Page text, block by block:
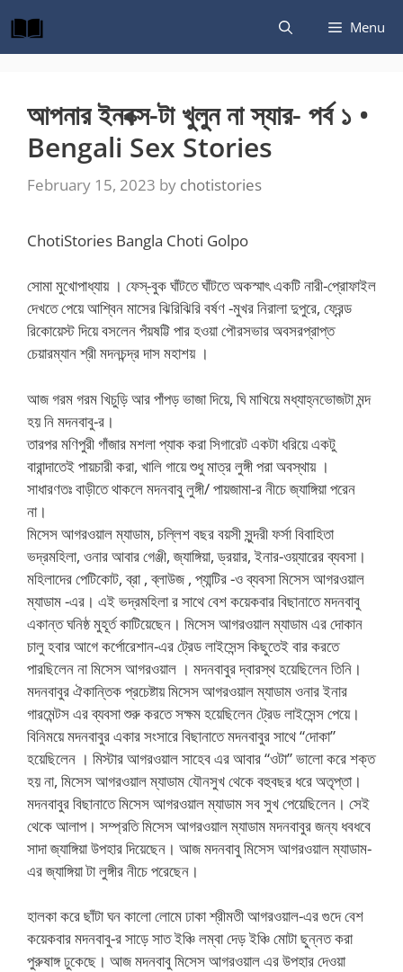
to
content
Menu
আপনার ইনবক্স-টা খুলুন না স্যার- পর্ব ১ •
Bengali Sex Stories
February 15, 2023 by chotistories
ChotiStories Bangla Choti Golpo
সোমা মুখোপাধ্যায় । ফেস্-বুক ঘাঁটতে ঘাঁটতে অকস্মাৎ একটি নারী-প্রোফাইল
দেখতে পেয়ে আশ্বিন মাসের ঝিরিঝিরি বর্ষণ -মুখর নিরালা দুপুরে, ফ্রেন্ড
রিকোয়েস্ট দিয়ে বসলেন পঁয়ষট্টি পার হওয়া পৌরসভার অবসরপ্রাপ্ত
চেয়ারম্যান শ্রী মদনচন্দ্র দাস মহাশয় ।
আজ গরম গরম খিচুড়ি আর পাঁপড় ভাজা দিয়ে, ঘি মাখিয়ে মধ্যাহ্নভোজটা মন্দ
হয় নি মদনবাবু-র।
তারপর মণিপুরী গাঁজার মশলা প্যাক করা সিগারেট একটা ধরিয়ে একটু
বারান্দাতেই পায়চারী করা, খালি গায়ে শুধু মাত্র লুঙ্গী পরা অবস্থায় ।
সাধারণতঃ বাড়ীতে থাকলে মদনবাবু লুঙ্গী/ পায়জামা-র নীচে জ্যাঙ্গিয়া পরেন
না।
মিসেস আগরওয়াল ম্যাডাম, চল্লিশ বছর বয়সী সুন্দরী ফর্সা বিবাহিতা
ভদ্রমহিলা, ওনার আবার গেঞ্জী, জ্যাঙ্গিয়া, ড্রয়ার, ইনার-ওয়্যারের ব্যবসা।
মহিলাদের পেটিকোট, ব্রা , ব্লাউজ , প্যান্টির -ও ব্যবসা মিসেস আগরওয়াল
ম্যাডাম -এর। এই ভদ্রমহিলা র সাথে বেশ কয়েকবার বিছানাতে মদনবাবু
একান্ত ঘনিষ্ঠ মুহূর্ত কাটিয়েছেন। মিসেস আগরওয়াল ম্যাডাম এর দোকান
চালু হবার আগে কর্পোরেশান-এর ট্রেড লাইসেন্স কিছুতেই বার করতে
পারছিলেন না মিসেস আগরওয়াল । মদনবাবুর দ্বারস্থ হয়েছিলেন তিনি।
মদনবাবুর ঐকান্তিক প্রচেষ্টায় মিসেস আগরওয়াল ম্যাডাম ওনার ইনার
গারমেন্টস এর ব্যবসা শুরু করতে সক্ষম হয়েছিলেন ট্রেড লাইসেন্স পেয়ে।
বিনিময়ে মদনবাবুর একার সংসারে বিছানাতে মদনবাবুর সাথে “দোকা”
হয়েছিলেন । মিস্টার আগরওয়াল সাহেব এর আবার “ওটা” ভালো করে শক্ত
হয় না, মিসেস আগরওয়াল ম্যাডাম যৌনসুখ থেকে বহুবছর ধরে অতৃপ্তা।
মদনবাবুর বিছানাতে মিসেস আগরওয়াল ম্যাডাম সব সুখ পেয়েছিলেন। সেই
থেকে আলাপ। সম্প্রতি মিসেস আগরওয়াল ম্যাডাম মদনবাবুর জন্য ধবধবে
সাদা জ্যাঙ্গিয়া উপহার দিয়েছেন। আজ মদনবাবু মিসেস আগরওয়াল ম্যাডাম-
এর জ্যাঙ্গিয়া টা লুঙ্গীর নীচে পরেছেন।
হালকা করে ছাঁটা ঘন কালো লোমে ঢাকা শ্রীমতী আগরওয়াল-এর গুদে বেশ
কয়েকবার মদনবাবু-র সাড়ে সাত ইঞ্চি লম্বা দেড় ইঞ্চি মোটা ছুন্নত করা
পুরুষাঙ্গ ঢুকেছে। আজ মদনবাবু মিসেস আগরওয়াল এর উপহার দেওয়া